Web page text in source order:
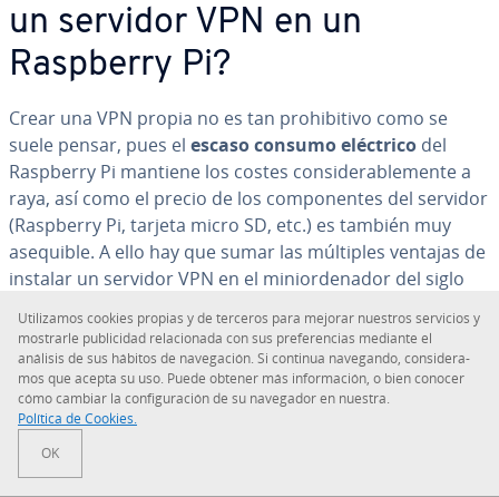
un servidor VPN en un
Raspberry Pi?
Crear una VPN propia no es tan prohi­bi­ti­vo como se
suele pensar, pues el escaso consumo eléctrico del
Raspberry Pi mantiene los costes co­n­si­de­ra­ble­me­n­te a
raya, así como el precio de los co­m­po­ne­n­tes del servidor
(Raspberry Pi, tarjeta micro SD, etc.) es también muy
asequible. A ello hay que sumar las múltiples ventajas de
instalar un servidor VPN en el mi­nio­r­de­na­dor del siglo
cualquier punto del planetacon una conexión cifrada
que permitenavegar con total seguridad por la red
incluso en co­ne­xio­nes WiFi de calidad dudosa o uti­li­za­n­
do los datos del teléfono móvil. Poca seguridad más
Ir al menú principal
Uti­li­za­mos cookies propias y de terceros para mejorar nuestros servicios y
mostrarle pu­bli­ci­dad re­la­cio­na­da con sus pre­fe­re­n­cias mediante el
análisis de sus hábitos de na­ve­ga­ción. Si continua navegando, co­n­si­de­ra­
mos que acepta su uso. Puede obtener más in­fo­r­ma­ción, o bien conocer
cómo cambiar la co­n­fi­gu­ra­ción de su navegador en nuestra.
Política de Cookies.
OK